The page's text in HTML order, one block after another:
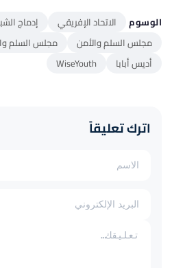
الوسوم الاتحاد الإفريقي
إدماج
مجلس السلم والأمن
مجلس السلم
أديس أبابا
WiseYouth
اترك تعليقاً